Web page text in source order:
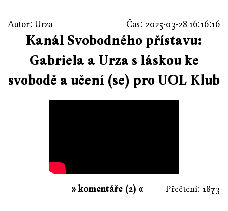
Autor: Urza Čas: 2025-03-28 16:16:16
Kanál Svobodného přístavu:
Gabriela a Urza s láskou ke
svobodě a učení (se) pro UOL Klub
Přečtení: 1873
» komentáře (2) «